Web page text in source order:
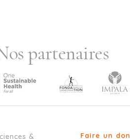
partenaires
& Faire un don